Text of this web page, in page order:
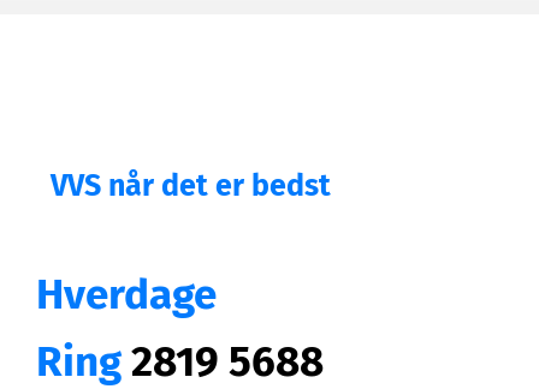
VVS når det er bedst
Hverdage
Ring2819 5688